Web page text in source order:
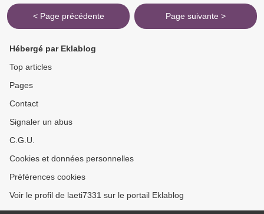
< Page précédente Page suivante >
Hébergé par Eklablog
Top articles
Pages
Contact
Signaler un abus
C.G.U.
Cookies et données personnelles
Préférences cookies
Voir le profil de laeti7331 sur le portail Eklablog